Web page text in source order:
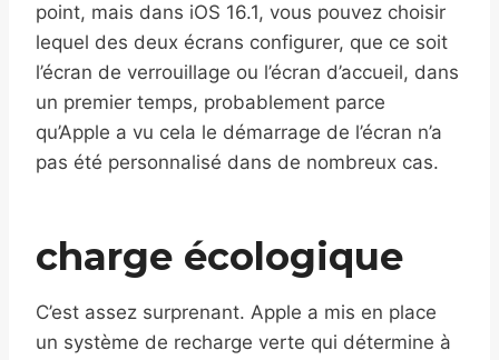
point, mais dans iOS 16.1, vous pouvez choisir
lequel des deux écrans configurer, que ce soit
l’écran de verrouillage ou l’écran d’accueil, dans
un premier temps, probablement parce
qu’Apple a vu cela le démarrage de l’écran n’a
pas été personnalisé dans de nombreux cas.
charge écologique
C’est assez surprenant. Apple a mis en place
un système de recharge verte qui détermine à